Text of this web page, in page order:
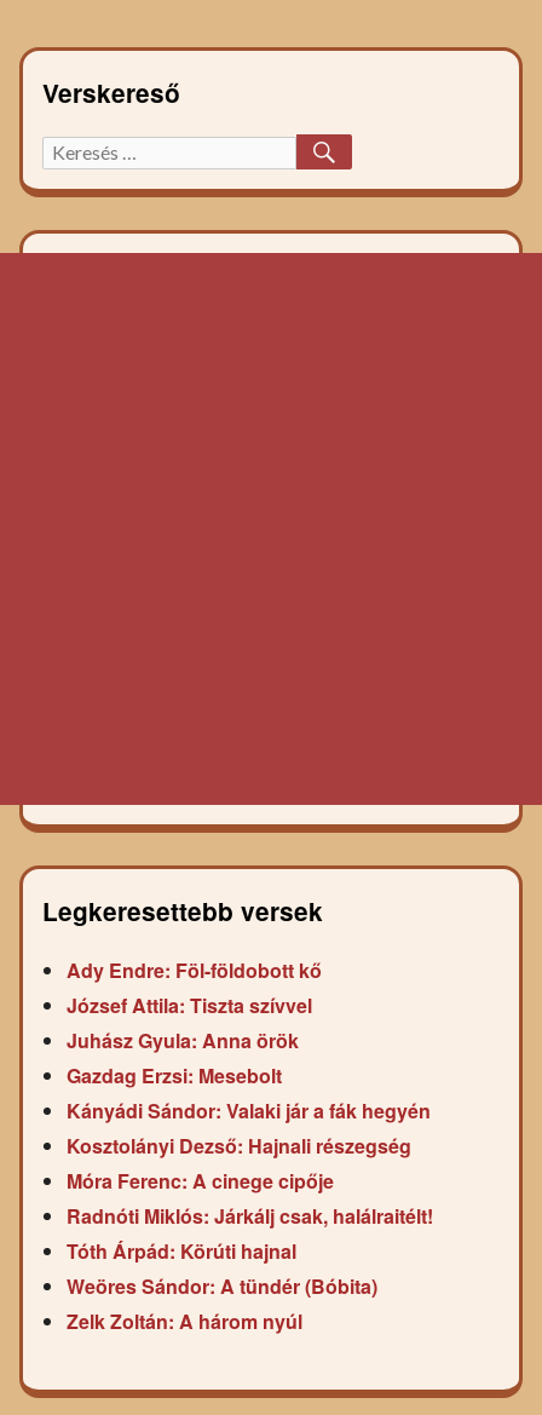
Verskereső
Keresett
főzelék
Legkeresettebb versek
Ady Endre: Föl-földobott kő
József Attila: Tiszta szívvel
Juhász Gyula: Anna örök
Gazdag Erzsi: Mesebolt
Kányádi Sándor: Valaki jár a fák hegyén
Kosztolányi Dezső: Hajnali részegség
Móra Ferenc: A cinege cipője
Radnóti Miklós: Járkálj csak, halálraitélt!
Tóth Árpád: Körúti hajnal
Weöres Sándor: A tündér (Bóbita)
Zelk Zoltán: A három nyúl